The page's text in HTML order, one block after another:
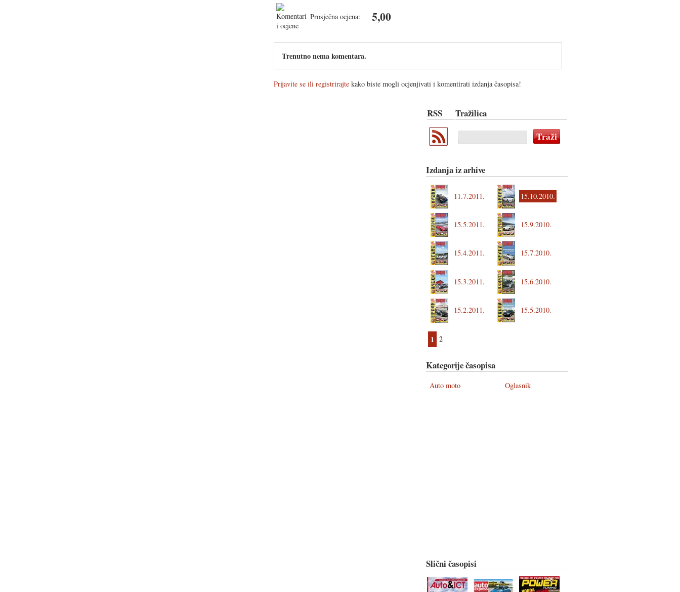
Prosječna ocjena: 5,00
Trenutno nema komentara.
Prijavite se ili registrirajte kako biste mogli ocjenjivati i komentirati izdanja časopisa!
RSS Tražilica
Izdanja iz arhive
11.7.2011. 15.10.2010.
15.5.2011. 15.9.2010.
15.4.2011. 15.7.2010.
15.3.2011. 15.6.2010.
15.2.2011. 15.5.2010.
1 2
Kategorije časopisa
Auto moto Oglasnik
Slični časopisi